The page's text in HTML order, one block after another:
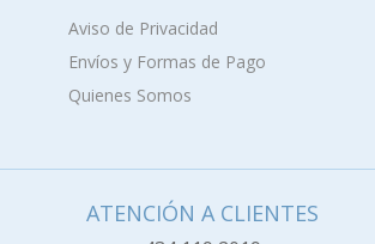
Aviso de Privacidad
Envíos y Formas de Pago
Quienes Somos
ATENCIÓN A CLIENTES